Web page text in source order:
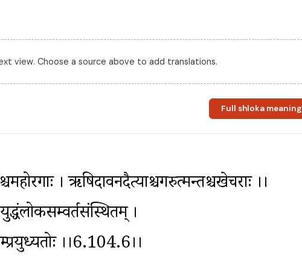
view. Choose a source above to add translations.
Full shloka meaning
। ऋषिदावनदैत्याश्चगरुत्मन्तश्चखेचराः ।।
।
।।6.104.6।।